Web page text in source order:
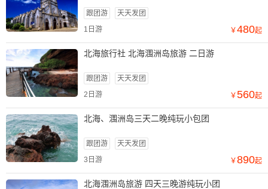
跟团游
天天发团
1日游
￥480起
北海旅行社 北海涠洲岛旅游 二日游
跟团游
天天发团
2日游
￥560起
北海、涠洲岛三天二晚纯玩小包团
跟团游
天天发团
3日游
￥890起
北海涠洲岛旅游 四天三晚游纯玩小团